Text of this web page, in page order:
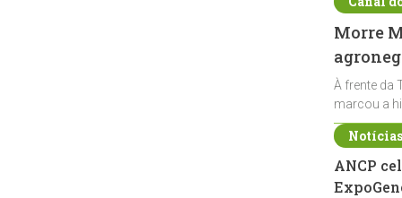
Morre
À frente da
marcou a
ANCP